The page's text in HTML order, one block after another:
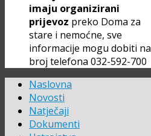
imaju organizirani
prijevoz preko Doma za
stare i nemoćne, sve
informacije mogu dobiti na
broj telefona 032-592-700
Naslovna
Novosti
Natječaji
Dokumenti